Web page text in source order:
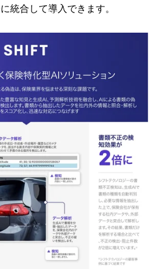
統合して導入できます。